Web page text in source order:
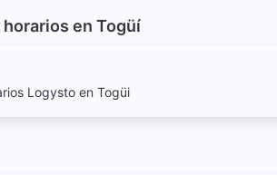
en Togüí
Logysto en Togüi